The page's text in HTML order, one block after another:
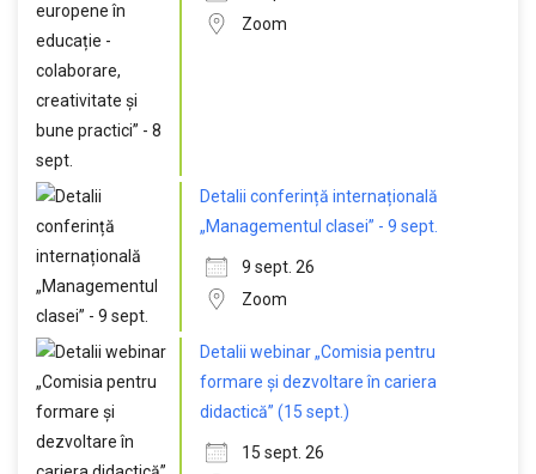
Zoom
Detalii conferință internațională
„Managementul clasei” - 9 sept.
9 sept. 26
Zoom
Detalii webinar „Comisia pentru
formare și dezvoltare în cariera
didactică” (15 sept.)
15 sept. 26